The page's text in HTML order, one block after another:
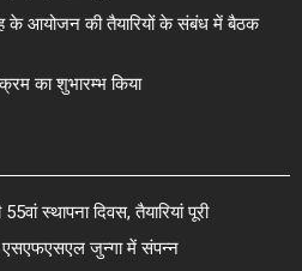
के आयोजन की तैयारियों के संबंध में बैठक
का शुभारम्भ किया
स्थापना दिवस, तैयारियां पूरी
एसएफएसएल जुन्गा में संपन्न